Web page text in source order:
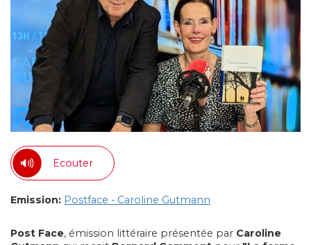
Ecouter
Emission: Postface - Caroline Gutmann
Post Face, émission littéraire présentée par Caroline